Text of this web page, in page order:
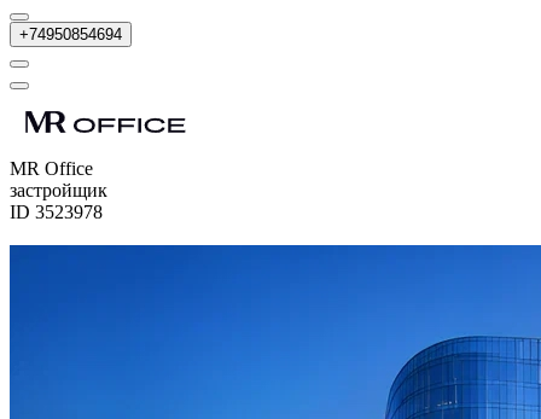
+74950854694
MR Office
застройщик
ID 3523978